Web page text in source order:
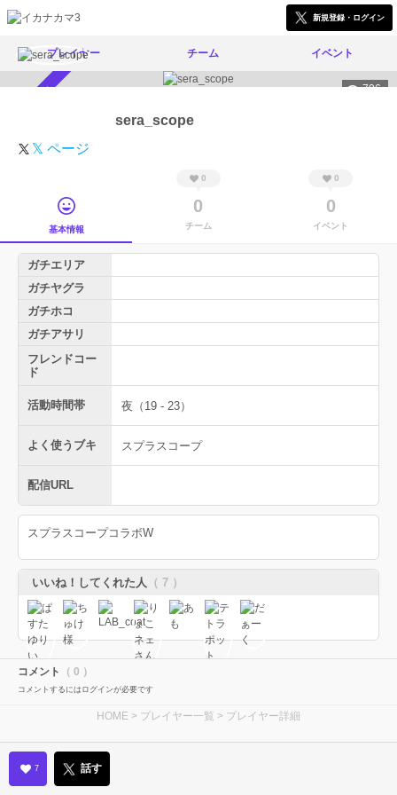
新規登録・ログイン
プレイヤー チーム イベント
706
sera_scope
𝕏 ページ
基本情報
0
0
チーム
0
0
イベント
ガチエリア
ガチヤグラ
ガチホコ
ガチアサリ
フレンドコー
ド
活動時間帯 夜（19 - 23）
よく使うブキ スプラスコープ
配信URL
スプラスコープコラボW
いいね！してくれた人 （ 7 ）
コメント （ 0 ）
コメントするにはログインが必要です
HOME > プレイヤー一覧 > プレイヤー詳細
7 話す